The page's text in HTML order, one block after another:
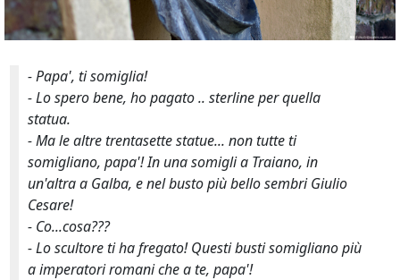
- Papa', ti somiglia!
- Lo spero bene, ho pagato .. sterline per quella
statua.
- Ma le altre trentasette statue... non tutte ti
somigliano, papa'! In una somigli a Traiano, in
un'altra a Galba, e nel busto più bello sembri Giulio
Cesare!
- Co...cosa???
- Lo scultore ti ha fregato! Questi busti somigliano più
a imperatori romani che a te, papa'!